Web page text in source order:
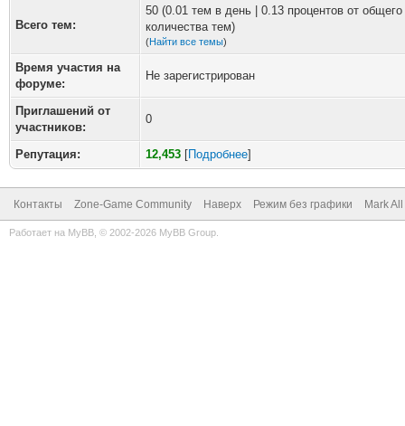
Всего тем:
50 (0.01 тем в день | 0.13 процентов от общего
количества тем)
(Найти все темы)
Время участия на
форуме:
Не зарегистрирован
Приглашений от
участников:
0
Репутация: 12,453 [Подробнее]
Контакты Zone-Game Community Наверх Режим без графики Mark
Работает на MyBB , © 2002-2026 MyBB Group